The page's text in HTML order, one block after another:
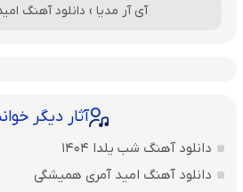
آی آر مدیا › دانلود آهنگ
آثار دیگر
دانلود آهنگ شب یلدا 1404
دانلود آهنگ امید آمری همیشگی